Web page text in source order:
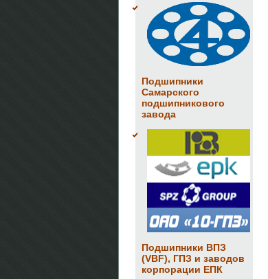
Подшипники
Самарского
подшипникового
завода
Подшипники ВПЗ
(VBF), ГПЗ и заводов
корпорации ЕПК